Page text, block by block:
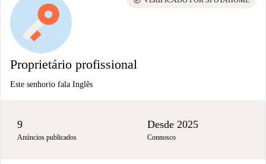
Proprietário profissional
Este senhorio fala Inglês
9
Anúncios publicados
Desde 2025
Connosco